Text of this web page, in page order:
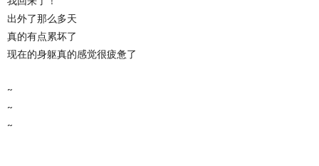
出外了那么多天
真的有点累坏了
现在的身躯真的感觉很疲惫了
~
~
~